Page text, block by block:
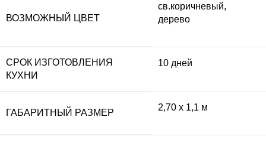
ВОЗМОЖНЫЙ ЦВЕТ
св.коричневый,
дерево
СРОК ИЗГОТОВЛЕНИЯ
КУХНИ
10 дней
ГАБАРИТНЫЙ РАЗМЕР
2,70 x 1,1 м